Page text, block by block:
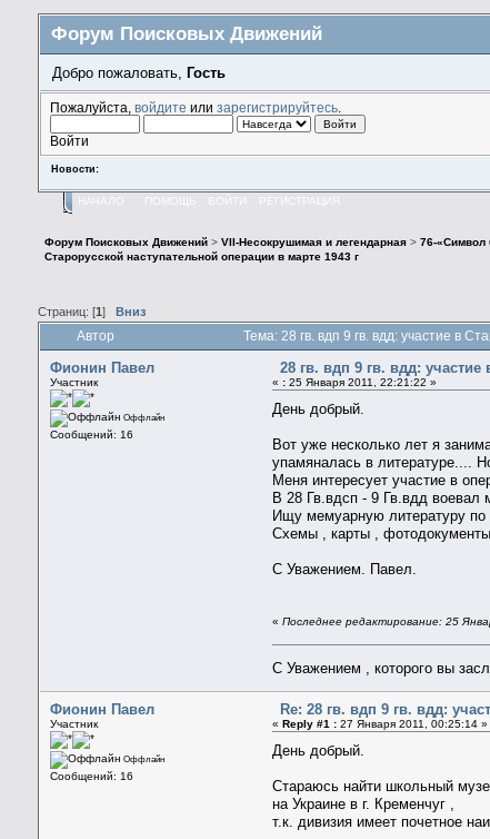
Форум Поисковых Движений
Добро пожаловать, Гость
Пожалуйста, войдите или зарегистрируйтесь.
Войти
Новости:
НАЧАЛО ПОМОЩЬ ВОЙТИ РЕГИСТРАЦИЯ
Форум Поисковых Движений >VII-Несокрушимая и легендарная >76-«Символ
Старорусской наступательной операции в марте 1943 г
Страниц: [1 ] Вниз
Автор Тема: 28 гв. вдп 9 гв. вдд: участие в
Фионин Павел
Участник
Оффлайн
Сообщений: 16
28 гв. вдп 9 гв. вдд:
« : 25 Января 2011, 22:21:22 »
День добрый.
Вот уже несколько лет я
упамяналась в литературе....
Меня интересует участие в
В 28 Гв.вдсп - 9 Гв.вдд воевал
Ищу мемуарную литературу по
Схемы , карты ,
С Уважением. Павел.
«Последнее редактирование: 25
С Уважением , которого вы
Фионин Павел
Участник
Оффлайн
Сообщений: 16
Re: 28 гв. вдп 9 гв. вдд:
«Reply #1 : 27 Января 2011, 00:25:14 »
День добрый.
Стараюсь найти школьный
на Украине в г. Кременчуг ,
т.к. дивизия имеет почетное